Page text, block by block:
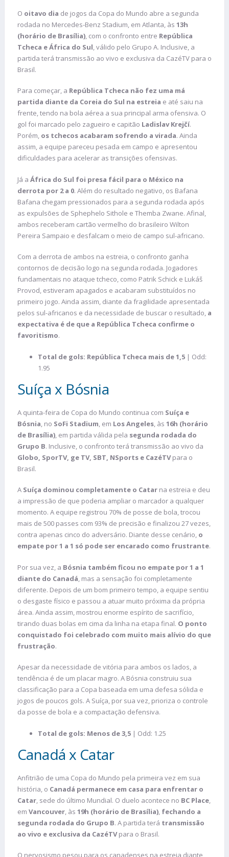
O oitavo dia de jogos da Copa do Mundo abre a segunda
rodada no Mercedes-Benz Stadium, em Atlanta, às 13h
(horário de Brasília), com o confronto entre República
Tcheca e África do Sul, válido pelo Grupo A. Inclusive, a
partida terá transmissão ao vivo e exclusiva da CazéTV para o
Brasil.
Para começar, a República Tcheca não fez uma má
partida diante da Coreia do Sul na estreia e até saiu na
frente, tendo na bola aérea a sua principal arma ofensiva. O
gol foi marcado pelo zagueiro e capitão Ladislav Krejčí.
Porém, os tchecos acabaram sofrendo a virada. Ainda
assim, a equipe pareceu pesada em campo e apresentou
dificuldades para acelerar as transições ofensivas.
Já a África do Sul foi presa fácil para o México na
derrota por 2 a 0. Além do resultado negativo, os Bafana
Bafana chegam pressionados para a segunda rodada após
as expulsões de Sphephelo Sithole e Themba Zwane. Afinal,
ambos receberam cartão vermelho do brasileiro Wilton
Pereira Sampaio e desfalcam o meio de campo sul-africano.
Com a derrota de ambos na estreia, o confronto ganha
contornos de decisão logo na segunda rodada. Jogadores
fundamentais no ataque tcheco, como Patrik Schick e Lukáš
Provod, estiveram apagados e acabaram substituídos no
primeiro jogo. Ainda assim, diante da fragilidade apresentada
pelos sul-africanos e da necessidade de buscar o resultado, a
expectativa é de que a República Tcheca confirme o
favoritismo.
Total de gols: República Tcheca mais de 1,5 | Odd:
1.95
Suíça x Bósnia
A quinta-feira de Copa do Mundo continua com Suíça e
Bósnia, no SoFi Stadium, em Los Angeles, às 16h (horário
de Brasília), em partida válida pela segunda rodada do
Grupo B. Inclusive, o confronto terá transmissão ao vivo da
Globo, SporTV, ge TV, SBT, NSports e CazéTVpara o
Brasil.
A Suíça dominou completamente o Catar na estreia e deu
a impressão de que poderia ampliar o marcador a qualquer
momento. A equipe registrou 70% de posse de bola, trocou
mais de 500 passes com 93% de precisão e finalizou 27 vezes,
contra apenas cinco do adversário. Diante desse cenário, o
empate por 1 a 1 só pode ser encarado como frustrante.
Por sua vez, a Bósnia também ficou no empate por 1 a 1
diante do Canadá, mas a sensação foi completamente
diferente. Depois de um bom primeiro tempo, a equipe sentiu
o desgaste físico e passou a atuar muito próxima da própria
área. Ainda assim, mostrou enorme espírito de sacrifício,
tirando duas bolas em cima da linha na etapa final. O ponto
conquistado foi celebrado com muito mais alívio do que
frustração.
Apesar da necessidade de vitória para ambos os lados, a
tendência é de um placar magro. A Bósnia construiu sua
classificação para a Copa baseada em uma defesa sólida e
jogos de poucos gols. A Suíça, por sua vez, prioriza o controle
da posse de bola e a compactação defensiva.
Total de gols: Menos de 3,5 | Odd: 1.25
Canadá x Catar
Anfitrião de uma Copa do Mundo pela primeira vez em sua
história, o Canadá permanece em casa para enfrentar o
Catar, sede do último Mundial. O duelo acontece no BC Place,
em Vancouver, às 19h (horário de Brasília), fechando a
segunda rodada do Grupo B. A partida terá transmissão
ao vivo e exclusiva da CazéTVpara o Brasil.
O nervosismo pesou para os canadenses na estreia diante